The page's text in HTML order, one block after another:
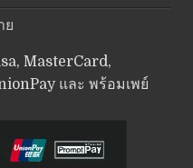
ย
MasterCard,
และ พร้อมเพย์